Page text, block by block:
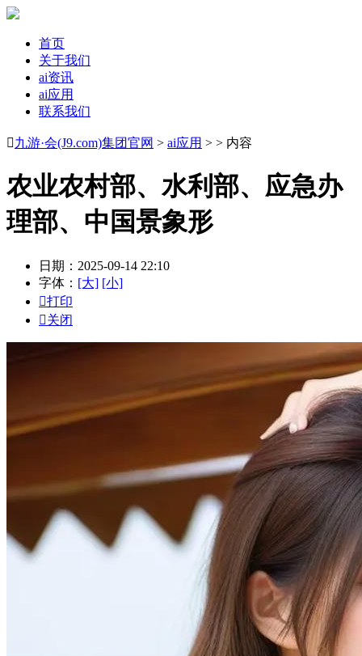
首页
关于我们
ai资讯
ai应用
联系我们
九游·会(J9.com)集团官网 > ai应用 > > 内容
农业农村部、水利部、应急办
理部、中国景象形
日期：2025-09-14 22:10
字体： [大] [小]
打印
关闭